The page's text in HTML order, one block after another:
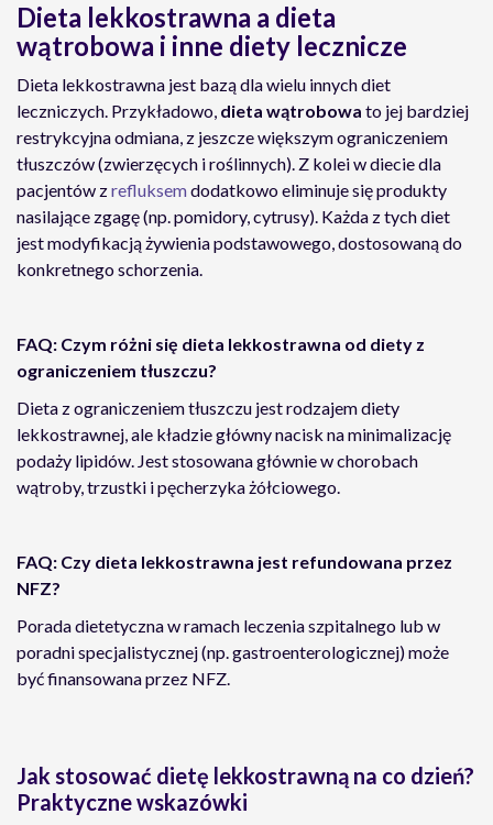
Dieta lekkostrawna a dieta
wątrobowa i inne diety lecznicze
Dieta lekkostrawna jest bazą dla wielu innych diet
leczniczych. Przykładowo, dieta wątrobowa to jej bardziej
restrykcyjna odmiana, z jeszcze większym ograniczeniem
tłuszczów (zwierzęcych i roślinnych). Z kolei w diecie dla
pacjentów zrefluksemdodatkowo eliminuje się produkty
nasilające zgagę (np. pomidory, cytrusy). Każda z tych diet
jest modyfikacją żywienia podstawowego, dostosowaną do
konkretnego schorzenia.
FAQ: Czym różni się dieta lekkostrawna od diety z
ograniczeniem tłuszczu?
Dieta z ograniczeniem tłuszczu jest rodzajem diety
lekkostrawnej, ale kładzie główny nacisk na minimalizację
podaży lipidów. Jest stosowana głównie w chorobach
wątroby, trzustki i pęcherzyka żółciowego.
FAQ: Czy dieta lekkostrawna jest refundowana przez
NFZ?
Porada dietetyczna w ramach leczenia szpitalnego lub w
poradni specjalistycznej (np. gastroenterologicznej) może
być finansowana przez NFZ.
Jak stosować dietę lekkostrawną na co dzień?
Praktyczne wskazówki